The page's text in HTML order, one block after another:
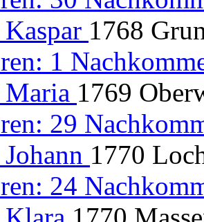
1768
1
1769
29
1770
24